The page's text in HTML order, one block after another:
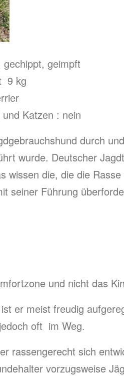
geimpft
9 kg
Katzen : nein
durch
wurde. Deutscher
wissen die, die die
seiner Führung
und nicht das
er meist freudig
oft im Weg.
rassengerecht sich
vorzugsweise